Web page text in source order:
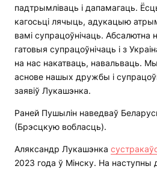
падтрымліваць і дапамагаць.
кагосьці лячыць, адукацыю
вамі супрацоўнічаць. Абсалютна
гатовыя супрацоўнічаць і з
на нас накатваць, навальваць.
аснове нашых дружбы і
заявіў Лукашэнка.
Раней Пушылін наведваў
(Брэсцкую вобласць).
Аляксандр Лукашэнка
2023 года ў Мінску. На наступны